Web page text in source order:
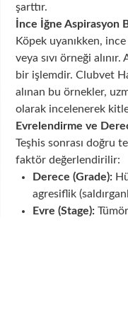
şarttır.
İnce İğne Aspirasyon
Köpek uyanıkken,
veya sıvı örneği
bir işlemdir. Clubvet
alınan bu örnekler,
olarak incelenerek
Evrelendirme ve
Teşhis sonrası doğru
faktör değerlendirilir:
Derece (Grade):
agresiflik
Evre (Stage):